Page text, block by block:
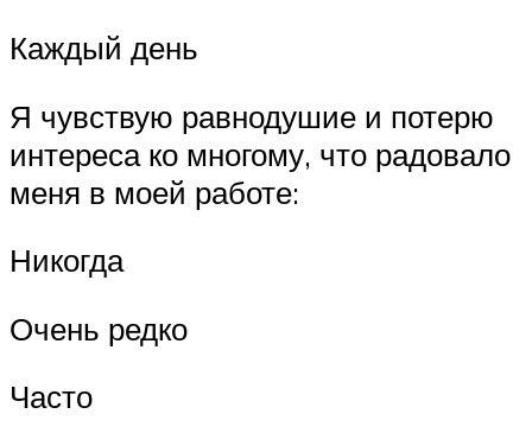
Каждый день
Я чувствую равнодушие и потерю
интереса ко многому, что радовало
меня в моей работе:
Никогда
Очень редко
Часто